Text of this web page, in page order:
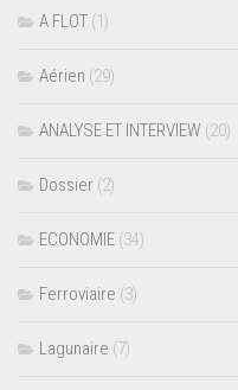
A FLOT (1)
Aérien (29)
ANALYSE ET INTERVIEW (20)
Dossier (2)
ECONOMIE (34)
Ferroviaire (3)
Lagunaire (7)